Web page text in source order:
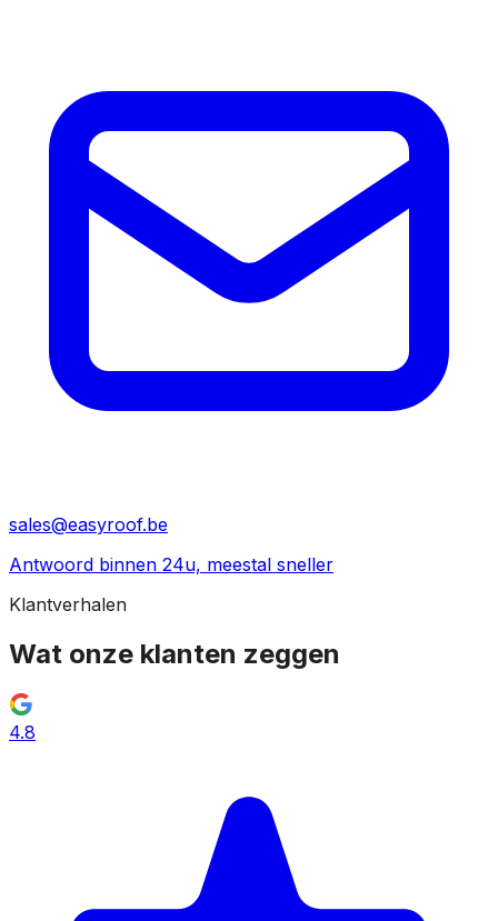
sales@easyroof.be
Antwoord binnen 24u, meestal sneller
Klantverhalen
Wat onze klanten zeggen
4.8